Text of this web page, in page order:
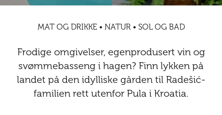
Storby
Trender
MAT OG DRIKKE • NATUR • SOL OG BAD
Frodige omgivelser, egenprodusert vin og
svømmebasseng i hagen? Finn lykken på
landet på den idylliske gården til Radešić-
familien rett utenfor Pula i Kroatia.